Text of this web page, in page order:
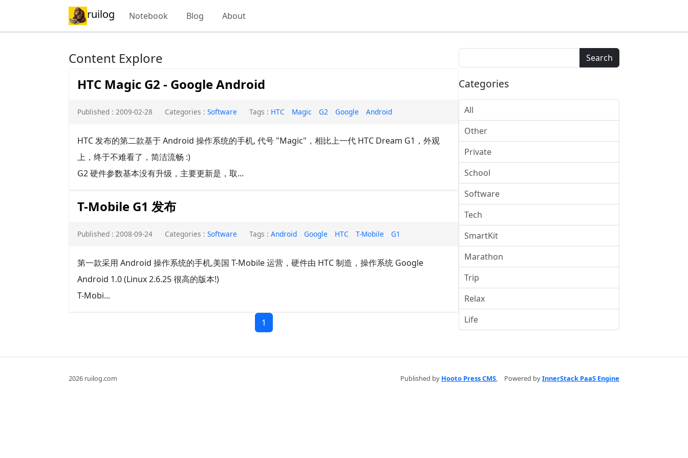
ruilog Notebook Blog About
Content Explore Search
HTC Magic G2 - Google Android
Published : 2009-02-28 Categories : Software Tags : HTC Magic G2 Google Android
HTC 发布的第二款基于 Android 操作系统的手机, 代号 "Magic"，相比上一代 HTC Dream G1，外观
上，终于不难看了，简洁流畅 :)
G2 硬件参数基本没有升级，主要更新是，取...
T-Mobile G1 发布
Published : 2008-09-24 Categories : Software Tags : Android Google HTC T-Mobile G1
第一款采用 Android 操作系统的手机,美国 T-Mobile 运营，硬件由 HTC 制造，操作系统 Google
Android 1.0 (Linux 2.6.25 很高的版本!)
T-Mobi...
1
Categories
All
Other
Private
School
Software
Tech
SmartKit
Marathon
Trip
Relax
Life
2026 ruilog.com Published by Hooto Press CMS, Powered byInnerStack PaaS Engine